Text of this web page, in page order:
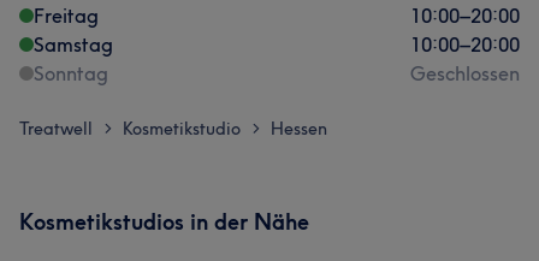
Freitag
10:00–20:00
Samstag
10:00–20:00
Sonntag
Geschlossen
Treatwell > Kosmetikstudio > Hessen
Kosmetikstudios in der Nähe